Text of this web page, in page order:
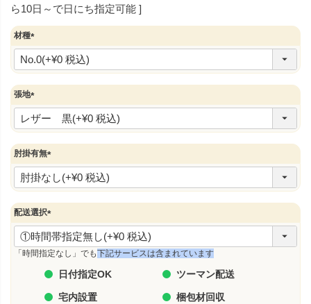
ら10日～で日にち指定可能
材種
(
必
須
張地
(
必
須
肘掛有無
(
必
須
配送選択
(
必
須
「時間指定なし」でも下記サービスは含まれています
日付指定OK ツーマン配送
宅内設置 梱包材回収